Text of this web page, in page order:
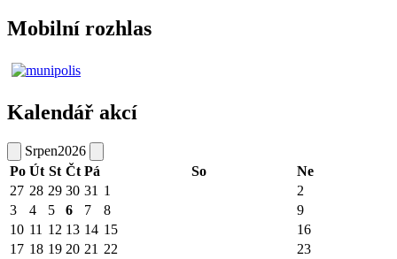
Mobilní rozhlas
Kalendář akcí
Srpen2026
Po Út St Čt Pá So
Ne
27 28 29 30 31 1
2
3
4 5 6 7 8
9
10 11 12 13 14 15
16
17 18 19 20 21 22 23